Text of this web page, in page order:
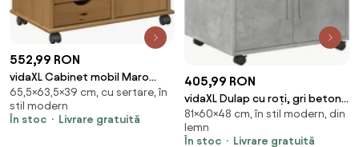
552,99 RON
vidaXL Cabinet mobil Maro
miere 63,5 x 39 x 65,5 cm Lemn
de pin masiv
65,5×63,5×39 cm, cu sertare, în
stil modern
În stoc
Livrare gratuită
405,99 RON
vidaXL Dulap cu roți, gri beton,
60x48x81 cm, lemn prelucrat
81×60×48 cm, în stil modern, din
lemn
În stoc
Livrare gratuită